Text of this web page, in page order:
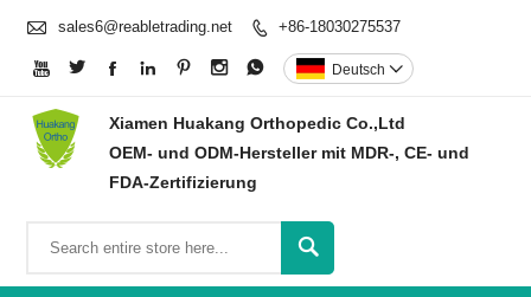
 sales6@reabletrading.net  +86-18030275537
       Deutsch 
Xiamen Huakang Orthopedic Co.,Ltd
OEM- und ODM-Hersteller mit MDR-, CE- und
FDA-Zertifizierung
